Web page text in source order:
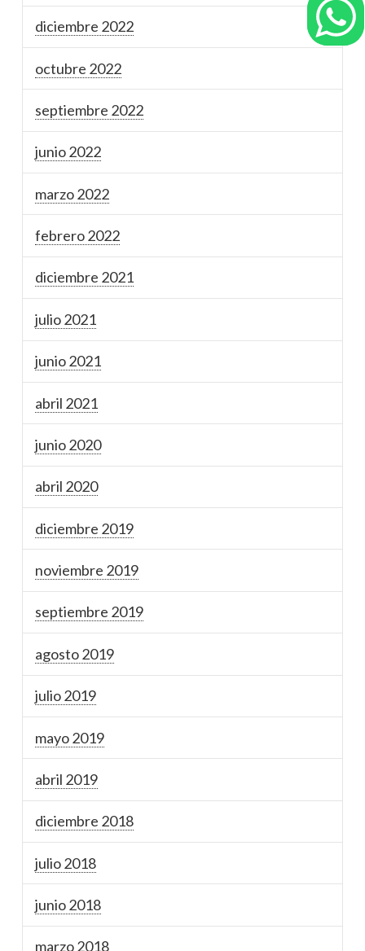
diciembre 2022
octubre 2022
septiembre 2022
junio 2022
marzo 2022
febrero 2022
diciembre 2021
julio 2021
junio 2021
abril 2021
junio 2020
abril 2020
diciembre 2019
noviembre 2019
septiembre 2019
agosto 2019
julio 2019
mayo 2019
abril 2019
diciembre 2018
julio 2018
junio 2018
marzo 2018